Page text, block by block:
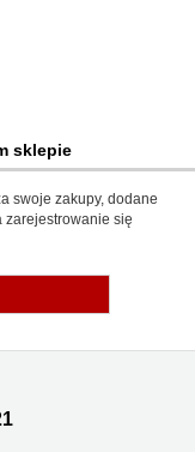
sklepie
swoje zakupy, dodane
zarejestrowanie się